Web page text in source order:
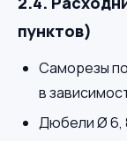
пунктов)
Саморезы
в
Дюбели Ø 6,